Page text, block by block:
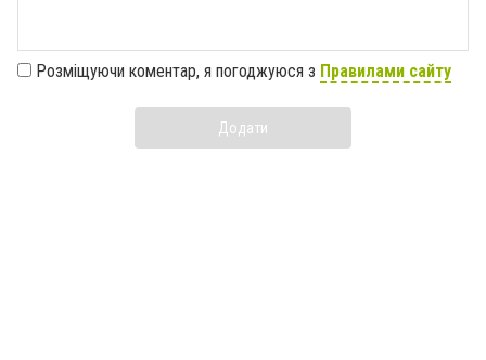
Розміщуючи коментар, я погоджуюся з Правилами сайту
Додати